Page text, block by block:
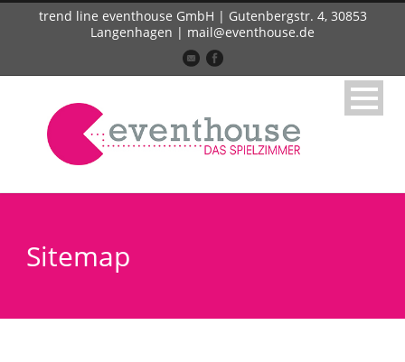
trend line eventhouse GmbH | Gutenbergstr. 4, 30853
Langenhagen | mail@eventhouse.de
Sitemap